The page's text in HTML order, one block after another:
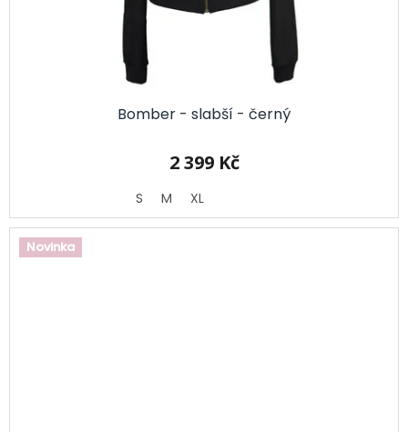
Bomber - slabší - černý
2 399 Kč
S M XL
Novinka